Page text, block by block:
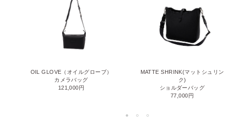
OIL GLOVE（オイルグローブ）
カメラバッグ
121,000円
MATTE SHRINK(マットシュリン
ク)
ショルダーバッグ
77,000円